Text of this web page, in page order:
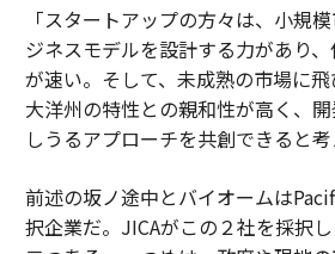
「スタートアップの方々は、小規
ジネスモデルを設計する力があり
が速い。そして、未成熟の市場に飛
大洋州の特性との親和性が高く、
しうるアプローチを共創できると考
前述の坂ノ途中とバイオームは
択企業だ。JICAがこの２社を採択